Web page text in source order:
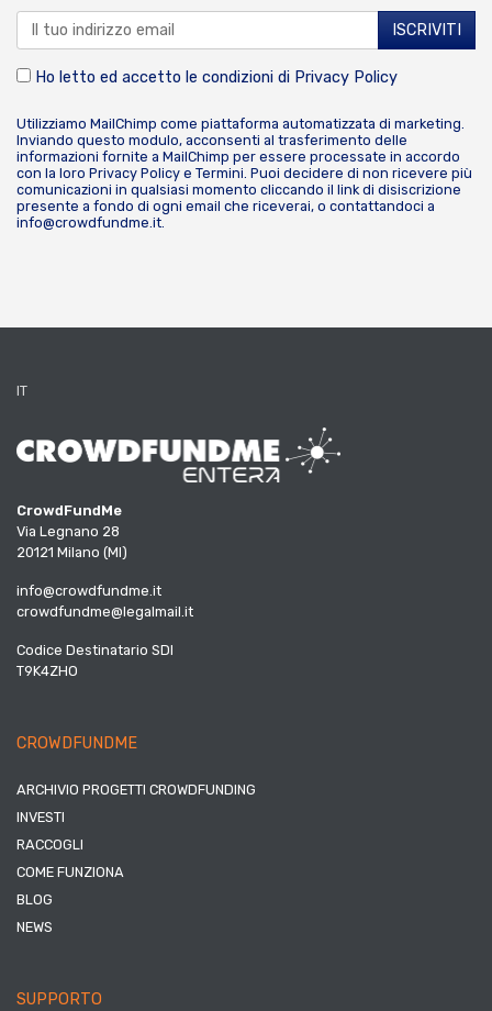
Ho letto ed accetto le condizioni di Privacy Policy
Utilizziamo MailChimp come piattaforma automatizzata di marketing.
Inviando questo modulo, acconsenti al trasferimento delle
informazioni fornite a MailChimp per essere processate in accordo
con la loro Privacy Policy e Termini. Puoi decidere di non ricevere più
comunicazioni in qualsiasi momento cliccando il link di disiscrizione
presente a fondo di ogni email che riceverai, o contattandoci a
info@crowdfundme.it.
IT
CrowdFundMe
Via Legnano 28
20121 Milano (MI)
info@crowdfundme.it
crowdfundme@legalmail.it
Codice Destinatario SDI
T9K4ZHO
CROWDFUNDME
ARCHIVIO PROGETTI CROWDFUNDING
INVESTI
RACCOGLI
COME FUNZIONA
BLOG
NEWS
SUPPORTO